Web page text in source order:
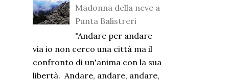
Madonna della neve a
Punta Balistreri
"Andare per andare
via io non cerco una città ma il
confronto di un'anima con la sua
libertà. Andare, andare, andare,